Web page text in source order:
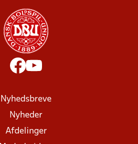
Nyhedsbreve
Nyheder
Afdelinger